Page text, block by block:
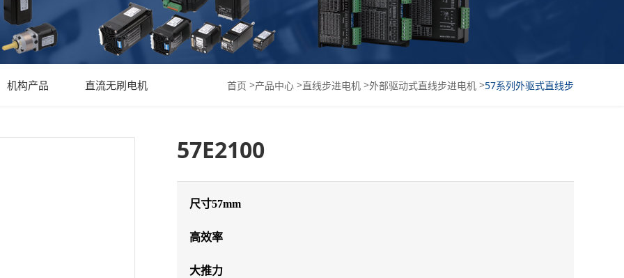
机构产品 直流无刷电机 首页 >产品中心 >直线步进电机 >外部驱动式直线步进电机 >57系列外驱式直线步
57E2100
尺寸57mm
高效率
大推力